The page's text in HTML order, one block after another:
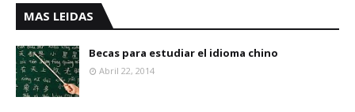
MAS LEIDAS
Becas para estudiar el idioma chino
Abril 22, 2014